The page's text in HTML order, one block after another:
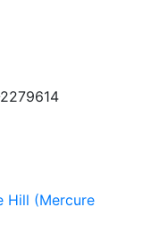
Hill (Mercure